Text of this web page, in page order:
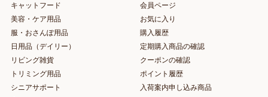
キャットフード
美容・ケア用品
服・おさんぽ用品
日用品（デイリー）
リビング雑貨
トリミング用品
シニアサポート
会員ページ
お気に入り
購入履歴
定期購入商品の確認
クーポンの確認
ポイント履歴
入荷案内申し込み商品